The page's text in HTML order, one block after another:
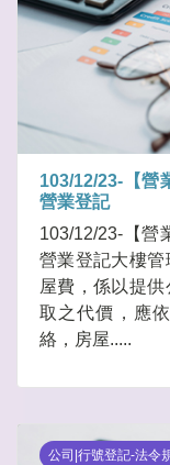
103/12/23-【營
營業登記
103/12/23-【營
營業登記大樓
屋費，係以提
取之代價，應
絡，房屋.....
公司|行號登記-法令